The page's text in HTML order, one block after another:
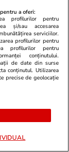
a oferi:
profilurilor pentru
și/sau accesarea
serviciilor.
profilurilor pentru
profilurilor pentru
conținutului.
de date din surse
conținutul. Utilizarea
precise de geolocație